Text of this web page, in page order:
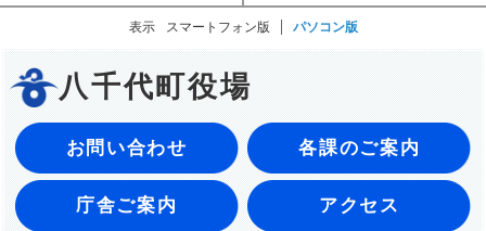
表示 スマートフォン版 パソコン版
八千代町役場
お問い合わせ 各課のご案内
庁舎ご案内 アクセス